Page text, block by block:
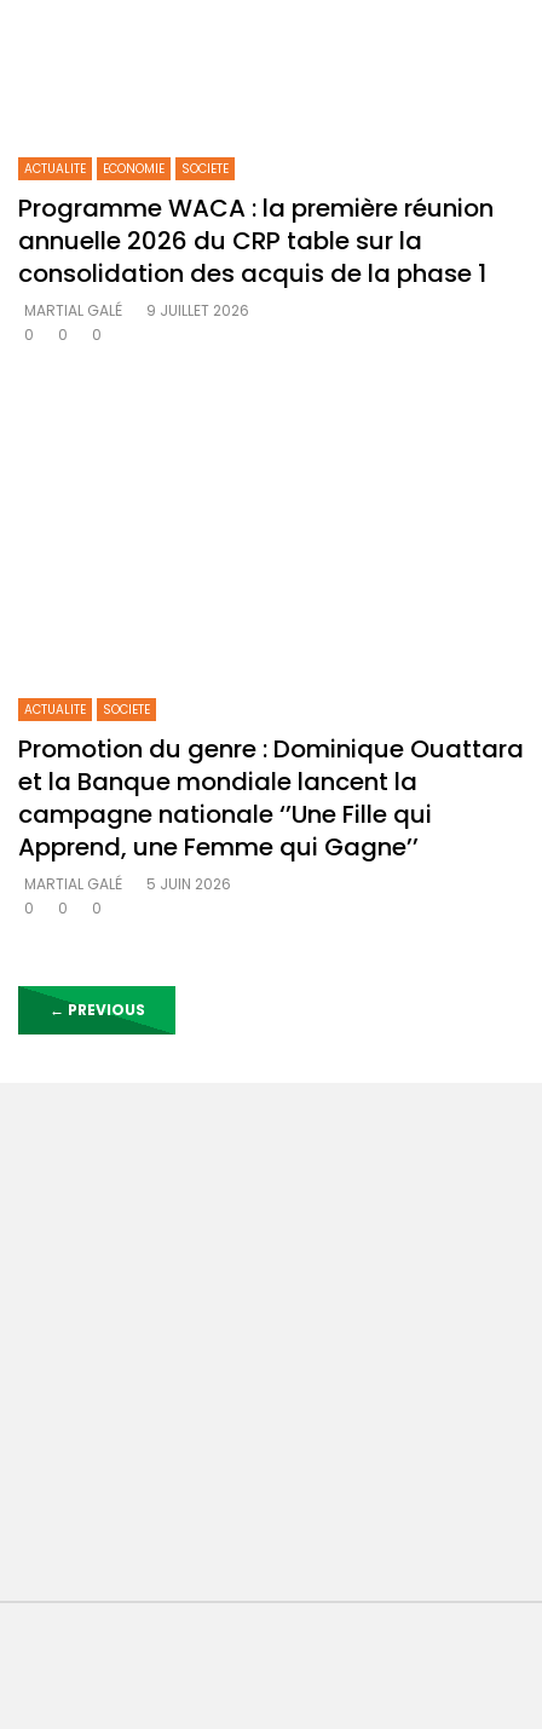
ACTUALITE ECONOMIE SOCIETE
Programme WACA : la première réunion
annuelle 2026 du CRP table sur la
consolidation des acquis de la phase 1
MARTIAL GALÉ
9 JUILLET 2026
0
0 0
ACTUALITE SOCIETE
Promotion du genre : Dominique Ouattara
et la Banque mondiale lancent la
campagne nationale ‘’Une Fille qui
Apprend, une Femme qui Gagne’’‎
MARTIAL GALÉ
5 JUIN 2026
0
0 0
← PREVIOUS